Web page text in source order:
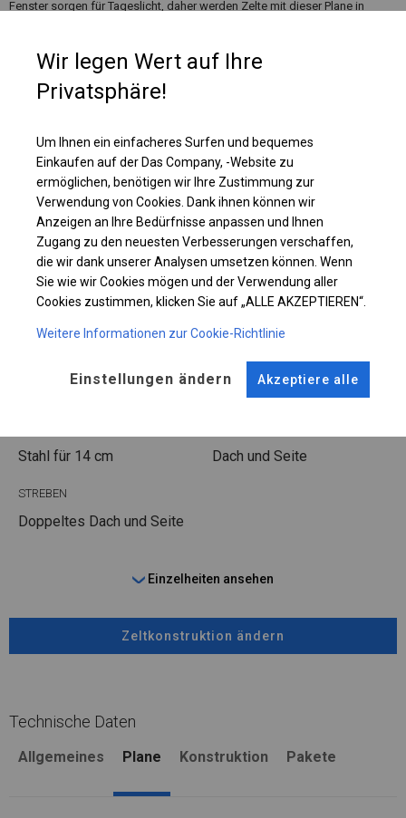
Fenster sorgen für Tageslicht, daher werden Zelte mit dieser Plane in
bei vollständig geschlossenem Zelt möglich.
Plane ändern
KONSTRUKTION
POLAR PLUS
ANSCHLÜSSE
fi 54 mm
Stahl für 14 cm Dach und Seite
STREBEN
Doppeltes Dach und Seite
Einzelheiten ansehen
Zeltkonstruktion ändern
Technische Daten
Allgemeines Plane Konstruktion Pakete
Wir legen Wert auf Ihre
Privatsphäre!
Um Ihnen ein einfacheres Surfen und bequemes
Einkaufen auf der Das Company, -Website zu
ermöglichen, benötigen wir Ihre Zustimmung zur
Verwendung von Cookies. Dank ihnen können wir
Anzeigen an Ihre Bedürfnisse anpassen und Ihnen
Zugang zu den neuesten Verbesserungen verschaffen,
die wir dank unserer Analysen umsetzen können. Wenn
Sie wie wir Cookies mögen und der Verwendung aller
Cookies zustimmen, klicken Sie auf „ALLE AKZEPTIEREN“.
Weitere Informationen zur Cookie-Richtlinie
Einstellungen ändern Akzeptiere alle